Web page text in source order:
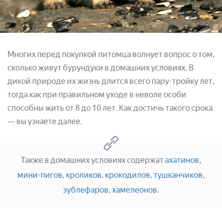
Многих перед покупкой питомца волнует вопрос о том,
сколько живут бурундуки в домашних условиях. В
дикой природе их жизнь длится всего пару-тройку лет,
тогда как при правильном уходе в неволе особи
способны жить от 8 до 10 лет. Как достичь такого срока
— вы узнаете далее.
Также в домашних условиях содержат ахатинов,
мини-пигов, кроликов, крокодилов, тушканчиков,
эублефаров, хамелеонов.